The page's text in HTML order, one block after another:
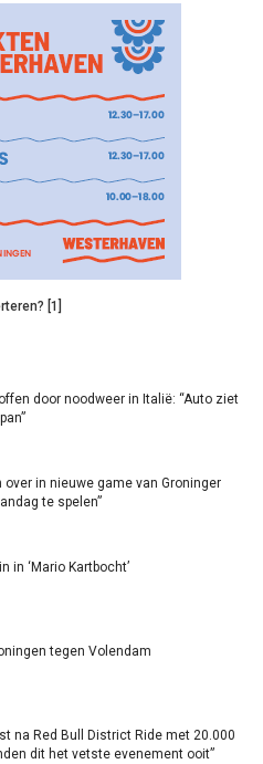
[1]
door noodweer in Italië: “Auto ziet
in nieuwe game van Groninger
te spelen”
in ‘Mario Kartbocht’
tegen Volendam
na Red Bull District Ride met 20.000
dit het vetste evenement ooit”